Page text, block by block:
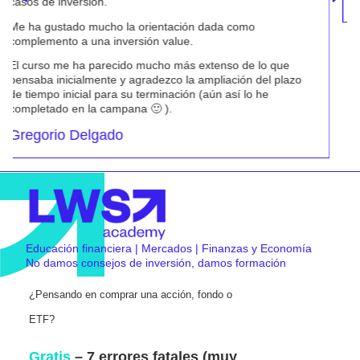
Educación financiera | Mercados | Finanzas y Economía
No damos consejos de inversión, damos formación
¿Pensando en comprar una acción, fondo o
ETF?